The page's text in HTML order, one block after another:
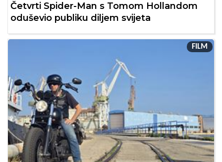
Četvrti Spider-Man s Tomom Hollandom
oduševio publiku diljem svijeta
FILM